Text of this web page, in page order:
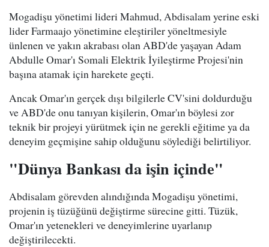
Mogadişu yönetimi lideri Mahmud, Abdisalam yerine eski
lider Farmaajo yönetimine eleştiriler yöneltmesiyle
ünlenen ve yakın akrabası olan ABD'de yaşayan Adam
Abdulle Omar'ı Somali Elektrik İyileştirme Projesi'nin
başına atamak için harekete geçti.
Ancak Omar'ın gerçek dışı bilgilerle CV'sini doldurduğu
ve ABD'de onu tanıyan kişilerin, Omar'ın böylesi zor
teknik bir projeyi yürütmek için ne gerekli eğitime ya da
deneyim geçmişine sahip olduğunu söylediği belirtiliyor.
"Dünya Bankası da işin içinde"
Abdisalam görevden alındığında Mogadişu yönetimi,
projenin iş tüzüğünü değiştirme sürecine gitti. Tüzük,
Omar'ın yetenekleri ve deneyimlerine uyarlanıp
değiştirilecekti.